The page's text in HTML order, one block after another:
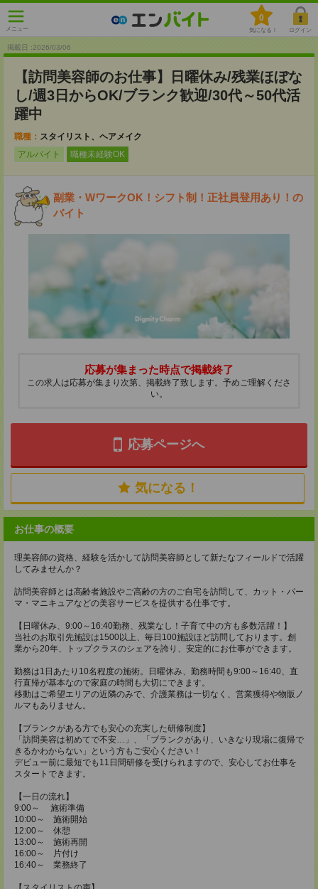
メニュー
0
気になる！ ログイン
掲載日 :2026/03/06
【訪問美容師のお仕事】日曜休み/残業ほぼな
し/週3日からOK/ブランク歓迎/30代～50代活
躍中
職種： スタイリスト、ヘアメイク
アルバイト
職種未経験OK
副業・WワークOK！シフト制！正社員登用あり！の
バイト
応募が集まった時点で掲載終了
この求人は応募が集まり次第、掲載終了致します。予めご理解くださ
い。
応募ページへ
気になる！
お仕事の概要
理美容師の資格、経験を活かして訪問美容師として新たなフィールドで活躍
してみませんか？
訪問美容師とは高齢者施設やご高齢の方のご自宅を訪問して、カット・パー
マ・マニキュアなどの美容サービスを提供する仕事です。
【日曜休み、9:00～16:40勤務、残業なし！子育て中の方も多数活躍！】
当社のお取引先施設は1500以上、毎日100施設ほど訪問しております。創
業から20年、トップクラスのシェアを誇り、安定的にお仕事ができます。
勤務は1日あたり10名程度の施術。日曜休み、勤務時間も9:00～16:40、直
行直帰が基本なので家庭の時間も大切にできます。
移動はご希望エリアの近隣のみで、介護業務は一切なく、営業獲得や物販ノ
ルマもありません。
【ブランクがある方でも安心の充実した研修制度】
「訪問美容は初めてで不安…」、「ブランクがあり、いきなり現場に復帰で
きるかわからない」という方もご安心ください！
デビュー前に最短でも11日間研修を受けられますので、安心してお仕事を
スタートできます。
【一日の流れ】
9:00～ 施術準備
10:00～ 施術開始
12:00～ 休憩
13:00～ 施術再開
16:00～ 片付け
16:40～ 業務終了